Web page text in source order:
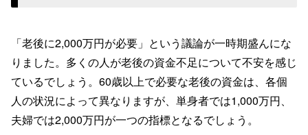
「老後に2,000万円が必要」という議論が一時期盛んにな
りました。多くの人が老後の資金不足について不安を感じ
ているでしょう。60歳以上で必要な老後の資金は、各個
人の状況によって異なりますが、単身者では1,000万円、
夫婦では2,000万円が一つの指標となるでしょう。